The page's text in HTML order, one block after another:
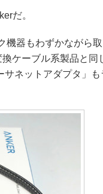
だ。
器もわずかながら取
ケーブル系製品と同
サネットアダプタ」も